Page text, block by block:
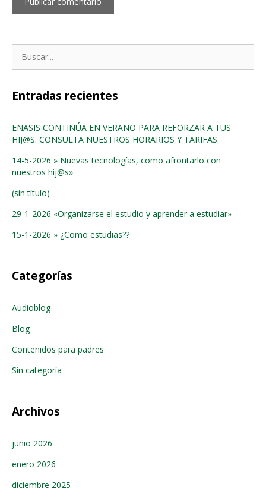
Entradas recientes
ENASIS CONTINÚA EN VERANO PARA REFORZAR A TUS
HIJ@S. CONSULTA NUESTROS HORARIOS Y TARIFAS.
14-5-2026 » Nuevas tecnologías, como afrontarlo con
nuestros hij@s»
(sin título)
29-1-2026 «Organizarse el estudio y aprender a estudiar»
15-1-2026 » ¿Como estudias??
Categorías
Audioblog
Blog
Contenidos para padres
Sin categoría
Archivos
junio 2026
enero 2026
diciembre 2025